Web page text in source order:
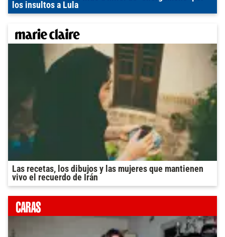
los insultos a Lula
Las recetas, los dibujos y las mujeres que mantienen
vivo el recuerdo de Irán